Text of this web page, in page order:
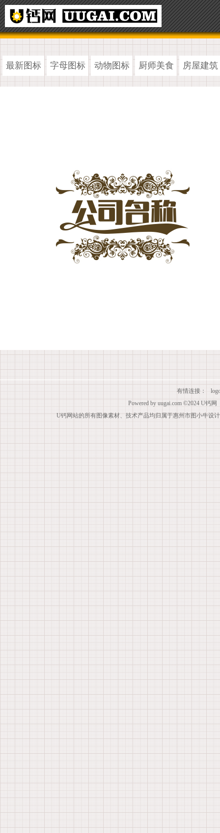
最新图标 字母图标 动物图标 厨师美食 房屋建筑
有情连接：
Powered by uugai.com ©2024 U钙网
U钙网站的所有图像素材、技术产品均归属于惠州市图小牛设